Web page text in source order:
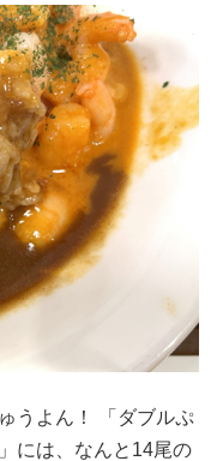
よん！ 「ダブルぷ
には、なんと14尾の